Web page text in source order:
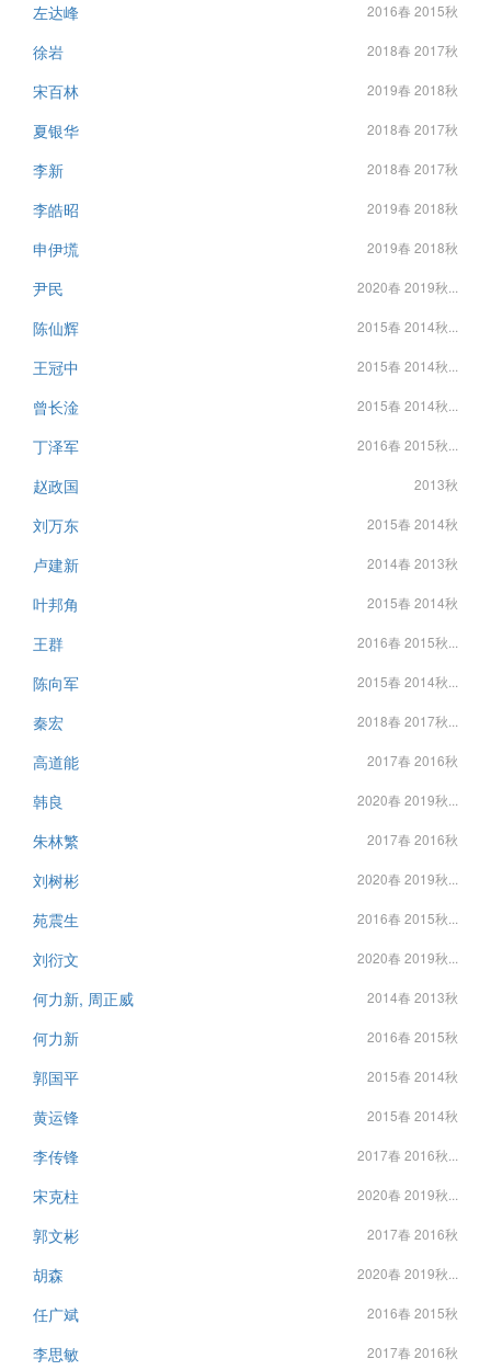
左达峰 2016春 2015秋
徐岩 2018春 2017秋
宋百林 2019春 2018秋
夏银华 2018春 2017秋
李新 2018春 2017秋
李皓昭 2019春 2018秋
申伊塃 2019春 2018秋
尹民 2020春 2019秋...
陈仙辉 2015春 2014秋...
王冠中 2015春 2014秋...
曾长淦 2015春 2014秋...
丁泽军 2016春 2015秋...
赵政国 2013秋
刘万东 2015春 2014秋
卢建新 2014春 2013秋
叶邦角 2015春 2014秋
王群 2016春 2015秋...
陈向军 2015春 2014秋...
秦宏 2018春 2017秋...
高道能 2017春 2016秋
韩良 2020春 2019秋...
朱林繁 2017春 2016秋
刘树彬 2020春 2019秋...
苑震生 2016春 2015秋...
刘衍文 2020春 2019秋...
何力新, 周正威 2014春 2013秋
何力新 2016春 2015秋
郭国平 2015春 2014秋
黄运锋 2015春 2014秋
李传锋 2017春 2016秋...
宋克柱 2020春 2019秋...
郭文彬 2017春 2016秋
胡森 2020春 2019秋...
任广斌 2016春 2015秋
李思敏 2017春 2016秋